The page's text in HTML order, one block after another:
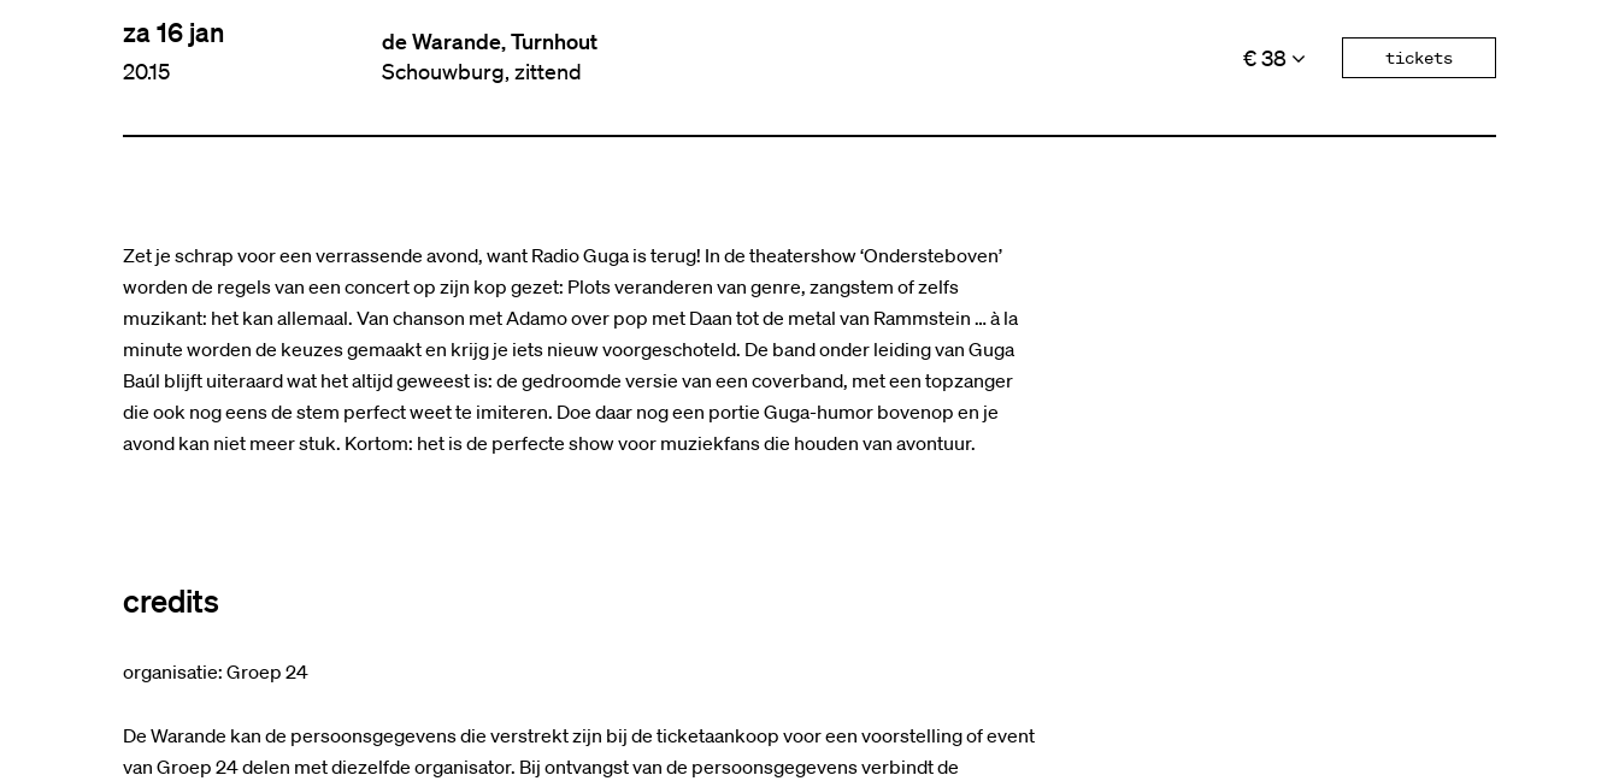
za 16 jan
20.15
de Warande, Turnhout
Schouwburg, zittend
€ 38 tickets
Zet je schrap voor een verrassende avond, want Radio Guga is terug! In de theatershow ‘Ondersteboven’
worden de regels van een concert op zijn kop gezet: Plots veranderen van genre, zangstem of zelfs
muzikant: het kan allemaal. Van chanson met Adamo over pop met Daan tot de metal van Rammstein … à la
minute worden de keuzes gemaakt en krijg je iets nieuw voorgeschoteld. De band onder leiding van Guga
Baúl blijft uiteraard wat het altijd geweest is: de gedroomde versie van een coverband, met een topzanger
die ook nog eens de stem perfect weet te imiteren. Doe daar nog een portie Guga-humor bovenop en je
avond kan niet meer stuk. Kortom: het is de perfecte show voor muziekfans die houden van avontuur.
credits
organisatie: Groep 24
De Warande kan de persoonsgegevens die verstrekt zijn bij de ticketaankoop voor een voorstelling of event
van Groep 24 delen met diezelfde organisator. Bij ontvangst van de persoonsgegevens verbindt de